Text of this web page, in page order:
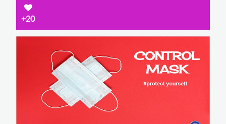
+20